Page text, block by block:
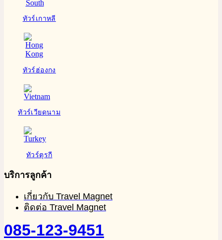
ทัวร์เกาหลี
ทัวร์ฮ่องกง
ทัวร์เวียดนาม
ทัวร์ตุรกี
บริการลูกค้า
เกี่ยวกับ Travel Magnet
ติดต่อ Travel Magnet
085-123-9451